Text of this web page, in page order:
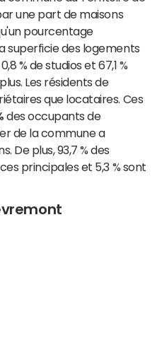
une part de maisons
pourcentage
superficie des logements
% de studios et 67,1 %
Les résidents de
que locataires. Ces
des occupants de
de la commune a
De plus, 93,7 % des
principales et 5,3 % sont